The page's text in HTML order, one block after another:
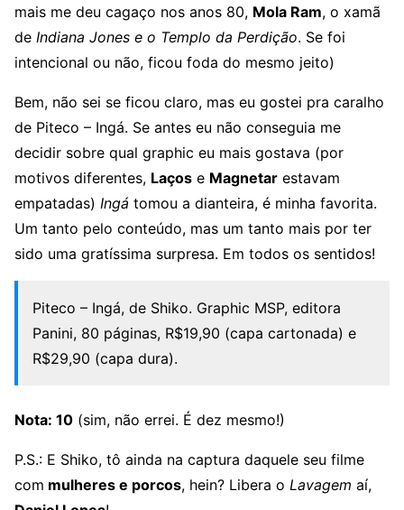
mais me deu cagaço nos anos 80, Mola Ram, o xamã
de Indiana Jones e o Templo da Perdição. Se foi
intencional ou não, ficou foda do mesmo jeito)
Bem, não sei se ficou claro, mas eu gostei pra caralho
de Piteco – Ingá. Se antes eu não conseguia me
decidir sobre qual graphic eu mais gostava (por
motivos diferentes, Laços e Magnetar estavam
empatadas) Ingá tomou a dianteira, é minha favorita.
Um tanto pelo conteúdo, mas um tanto mais por ter
sido uma gratíssima surpresa. Em todos os sentidos!
Piteco – Ingá, de Shiko. Graphic MSP, editora
Panini, 80 páginas, R$19,90 (capa cartonada) e
R$29,90 (capa dura).
Nota: 10 (sim, não errei. É dez mesmo!)
P.S.: E Shiko, tô ainda na captura daquele seu filme
com mulheres e porcos, hein? Libera o Lavagem aí,